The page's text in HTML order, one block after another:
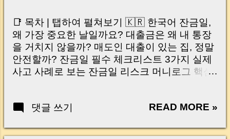
📑 목차 | 탭하여 펼쳐보기 🇰🇷 한국어 잔금일,
왜 가장 중요한 날일까요? 대출금은 왜 내 통장
을 거치지 않을까? 매도인 대출이 있는 집, 정말
안전할까? 잔금일 필수 체크리스트 3가지 실제
사고 사례로 보는 잔금일 리스크 머니로그 핵심
Your Account Is It Safe If the Seller Has a
Real Risks and Mistakes to Avoid MoneyLog
댓글 쓰기 READ MORE »